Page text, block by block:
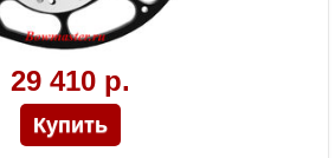
29 410 р.